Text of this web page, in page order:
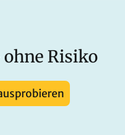
Risiko